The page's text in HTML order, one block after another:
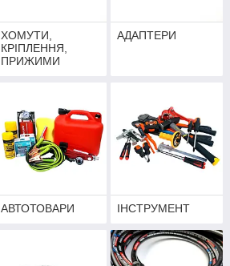
ХОМУТИ,
КРІПЛЕННЯ,
ПРИЖИМИ
АДАПТЕРИ
АВТОТОВАРИ ІНСТРУМЕНТ